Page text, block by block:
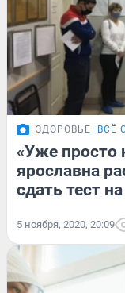
ЗДОРОВЬЕ ВСЁ
«Уже просто
ярославна
сдать тест
5 ноября, 2020, 20:09